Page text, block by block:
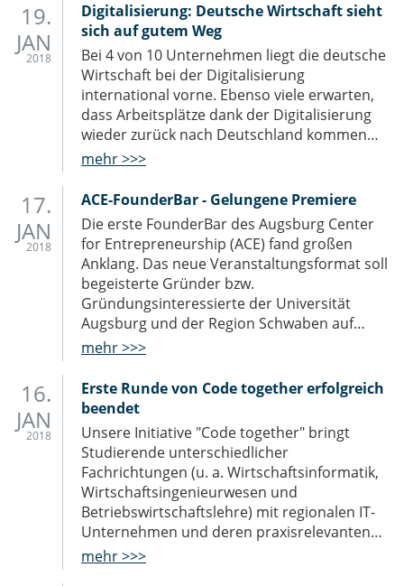
19.
JAN
2018
Digitalisierung: Deutsche Wirtschaft sieht
sich auf gutem Weg
Bei 4 von 10 Unternehmen liegt die deutsche
Wirtschaft bei der Digitalisierung
international vorne. Ebenso viele erwarten,
dass Arbeitsplätze dank der Digitalisierung
wieder zurück nach Deutschland kommen…
mehr >>>
17.
JAN
2018
ACE-FounderBar - Gelungene Premiere
Die erste FounderBar des Augsburg Center
for Entrepreneurship (ACE) fand großen
Anklang. Das neue Veranstaltungsformat soll
begeisterte Gründer bzw.
Gründungsinteressierte der Universität
Augsburg und der Region Schwaben auf…
mehr >>>
16.
JAN
2018
Erste Runde von Code together erfolgreich
beendet
Unsere Initiative "Code together" bringt
Studierende unterschiedlicher
Fachrichtungen (u. a. Wirtschaftsinformatik,
Wirtschaftsingenieurwesen und
Betriebswirtschaftslehre) mit regionalen IT-
Unternehmen und deren praxisrelevanten…
mehr >>>